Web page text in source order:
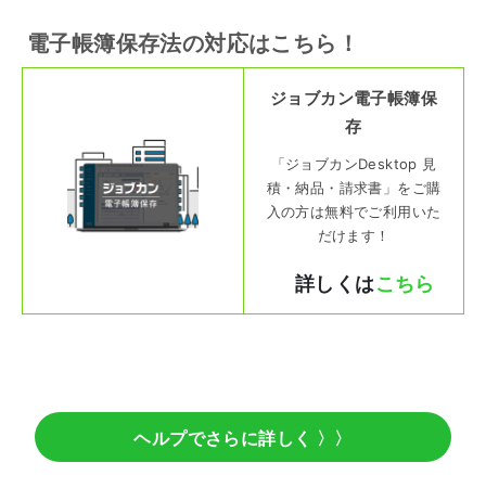
電子帳簿保存法の対応はこちら！
ジョブカン電子帳簿保
存
「ジョブカンDesktop 見
積・納品・請求書」をご購
入の方は無料でご利用いた
だけます！
詳しくは こちら
ヘルプでさらに詳しく 〉〉